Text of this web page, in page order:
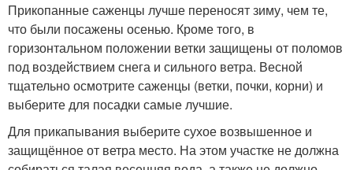
Прикопанные саженцы лучше переносят зиму, чем те,
что были посажены осенью. Кроме того, в
горизонтальном положении ветки защищены от поломов
под воздействием снега и сильного ветра. Весной
тщательно осмотрите саженцы (ветки, почки, корни) и
выберите для посадки самые лучшие.
Для прикапывания выберите сухое возвышенное и
защищённое от ветра место. На этом участке не должна